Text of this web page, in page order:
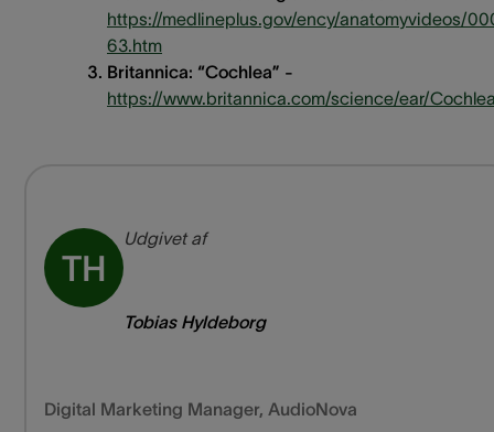
https://medlineplus.gov/ency/anatomyvideos/
63.htm
Britannica: “Cochlea” -
https://www.britannica.com/science/ear/
TH
Udgivet af
Tobias Hyldeborg
Digital Marketing Manager, AudioNova